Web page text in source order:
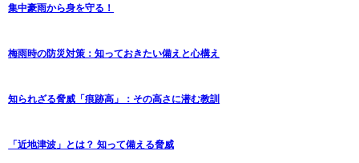
集中豪雨から身を守る！
梅雨時の防災対策：知っておきたい備えと心構え
知られざる脅威「痕跡高」：その高さに潜む教訓
「近地津波」とは？ 知って備える脅威